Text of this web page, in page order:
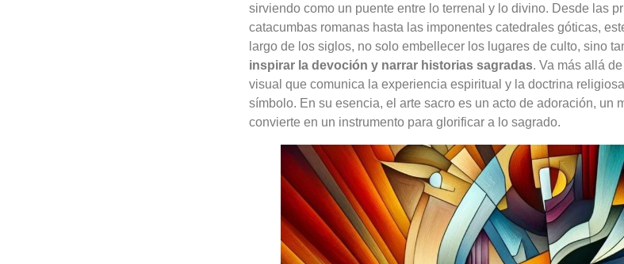
sirviendo como un puente entre lo terrenal y lo divino. Desde las
catacumbas romanas hasta las imponentes catedrales góticas,
largo de los siglos, no solo embellecer los lugares de culto, sino
inspirar la devoción y narrar historias sagradas. Va más allá
visual que comunica la experiencia espiritual y la doctrina
símbolo. En su esencia, el arte sacro es un acto de adoración, un
convierte en un instrumento para glorificar a lo sagrado.